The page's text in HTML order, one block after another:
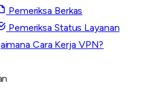
Pemeriksa Berkas
Pemeriksa Status Layanan
Cara Kerja VPN?